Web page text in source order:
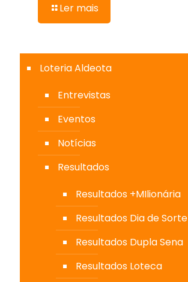
Ler mais
Loteria Aldeota
Entrevistas
Eventos
Notícias
Resultados
Resultados +MIlionária
Resultados Dia de Sorte
Resultados Dupla Sena
Resultados Loteca